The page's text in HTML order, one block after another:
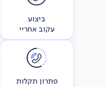
ביצוע
עקוב אחריי
פתרון תקלות